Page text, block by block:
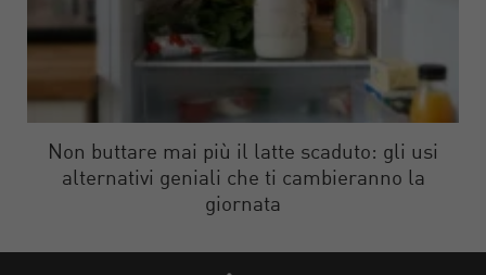
Non buttare mai più il latte scaduto: gli usi
alternativi geniali che ti cambieranno la
giornata